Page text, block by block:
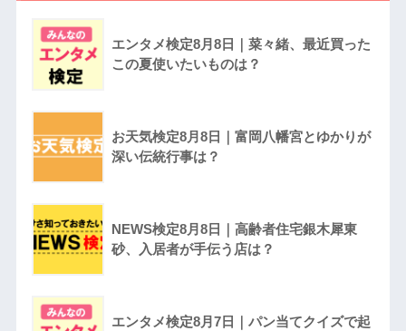
エンタメ検定8月8日｜菜々緒、最近買った
この夏使いたいものは？
お天気検定8月8日｜富岡八幡宮とゆかりが
深い伝統行事は？
NEWS検定8月8日｜高齢者住宅銀木犀東
砂、入居者が手伝う店は？
エンタメ検定8月7日｜パン当てクイズで起